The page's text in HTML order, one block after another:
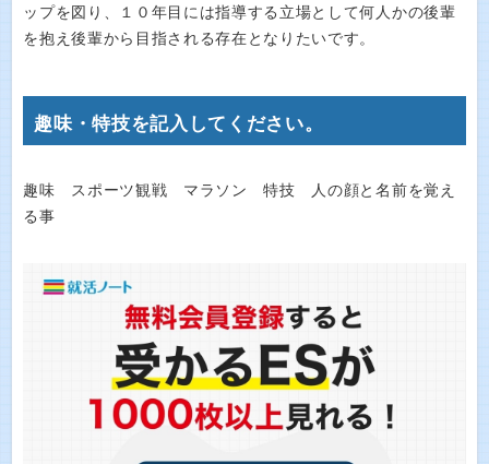
ップを図り、１０年目には指導する立場として何人かの後輩
を抱え後輩から目指される存在となりたいです。
趣味・特技を記入してください。
趣味 スポーツ観戦 マラソン 特技 人の顔と名前を覚え
る事